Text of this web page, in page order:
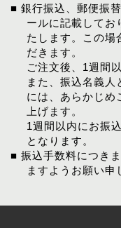
■ 銀行振込、郵便振
ールに記載してお
たします。この場
だきます。
ご注文後、1週間
また、振込名義人
には、あらかじめ
上げます。
1週間以内にお振
となります。
■ 振込手数料につき
ますようお願い申